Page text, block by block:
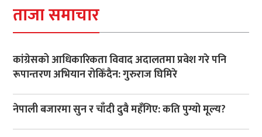
ताजा समाचार
कांग्रेसको आधिकारिकता विवाद अदालतमा प्रवेश गरे पनि
रूपान्तरण अभियान रोकिँदैन: गुरुराज घिमिरे
नेपाली बजारमा सुन र चाँदी दुवै महँगिए: कति पुग्यो मूल्य?